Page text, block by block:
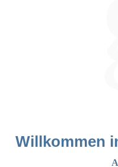
Willkommen